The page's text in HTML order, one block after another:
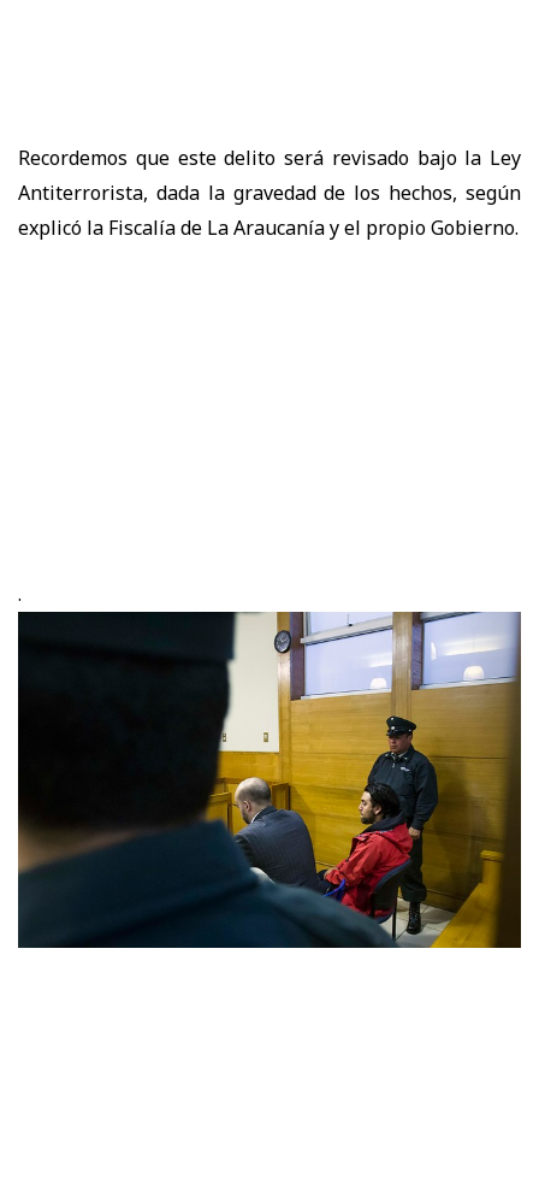
Recordemos que este delito será revisado bajo la Ley
Antiterrorista, dada la gravedad de los hechos, según
explicó la Fiscalía de La Araucanía y el propio Gobierno.
.